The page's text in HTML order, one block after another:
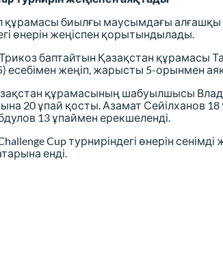
құрамасы биылғы маусымдағы
өнерін жеңіспен қорытындылады.
баптайтын Қазақстан құрамасы
есебімен жеңіп, жарысты 5-орынмен
құрамасының шабуылшысы
20 ұпай қосты. Азамат Сейілханов 18
13 ұпаймен ерекшеленді.
Cup турниріндегі өнерін сенімді
енді.